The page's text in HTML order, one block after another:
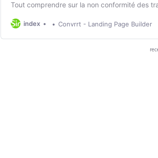
Tout comprendre sur la non conformité des
index Convrrt - Landing Page Builder